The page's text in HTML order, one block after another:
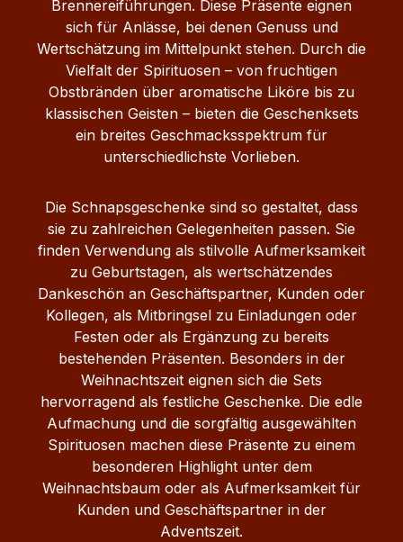
Brennereiführungen. Diese Präsente eignen
sich für Anlässe, bei denen Genuss und
Wertschätzung im Mittelpunkt stehen. Durch die
Vielfalt der Spirituosen – von fruchtigen
Obstbränden über aromatische Liköre bis zu
klassischen Geisten – bieten die Geschenksets
ein breites Geschmacksspektrum für
unterschiedlichste Vorlieben.
Die Schnapsgeschenke sind so gestaltet, dass
sie zu zahlreichen Gelegenheiten passen. Sie
finden Verwendung als stilvolle Aufmerksamkeit
zu Geburtstagen, als wertschätzendes
Dankeschön an Geschäftspartner, Kunden oder
Kollegen, als Mitbringsel zu Einladungen oder
Festen oder als Ergänzung zu bereits
bestehenden Präsenten. Besonders in der
Weihnachtszeit eignen sich die Sets
hervorragend als festliche Geschenke. Die edle
Aufmachung und die sorgfältig ausgewählten
Spirituosen machen diese Präsente zu einem
besonderen Highlight unter dem
Weihnachtsbaum oder als Aufmerksamkeit für
Kunden und Geschäftspartner in der
Adventszeit.